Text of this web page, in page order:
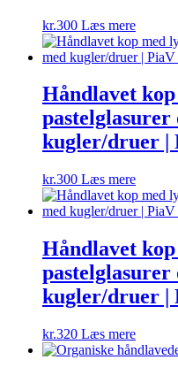
kr.300 Læs mere
Håndlavet
pastelglasurer
kugler/druer |
kr.300 Læs mere
Håndlavet
pastelglasurer
kugler/druer |
kr.320 Læs mere